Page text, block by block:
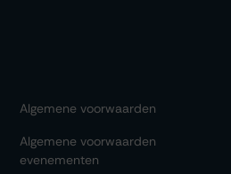
Algemene voorwaarden
Algemene voorwaarden
evenementen